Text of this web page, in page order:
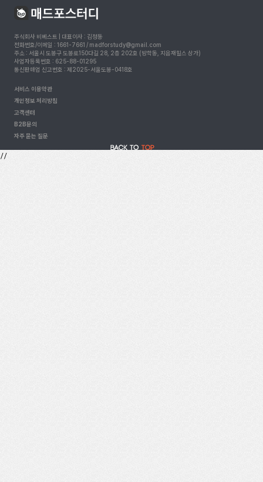
주식회사 비베스트 | 대표이사 : 김정동
전화번호/이메일 : 1661-7661 / madforstudy@gmail.com
주소 : 서울시 도봉구 도봉로150다길 28, 2층 202호 (방학동, 지음재힐스 상가)
사업자등록번호 : 625-88-01295
통신판매업 신고번호 : 제2025-서울도봉-0418호
서비스 이용약관
개인정보 처리방침
고객센터
B2B문의
자주 묻는 질문
//